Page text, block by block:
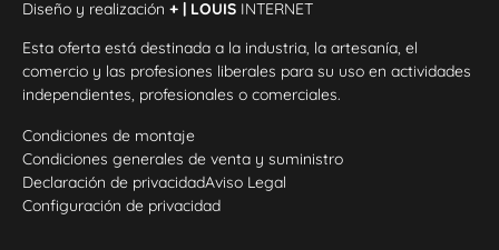
Diseño y realización+ | LOUIS INTERNET
Esta oferta está destinada a la industria, la artesanía, el
comercio y las profesiones liberales para su uso en actividades
independientes, profesionales o comerciales.
Condiciones de montaje
Condiciones generales de venta y suministro
Declaración de privacidadAviso Legal
Configuración de privacidad